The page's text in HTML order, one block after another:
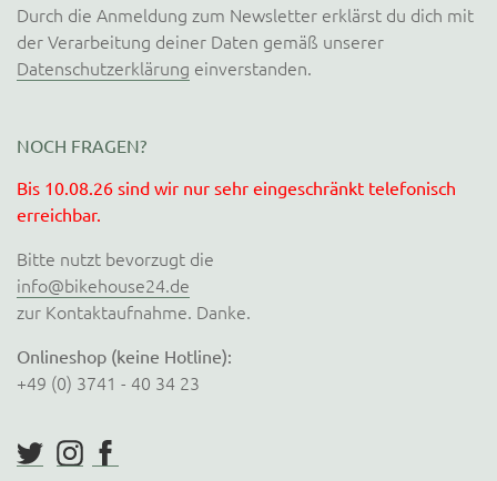
Durch die Anmeldung zum Newsletter erklärst du dich mit
der Verarbeitung deiner Daten gemäß unserer
Datenschutzerklärung einverstanden.
NOCH FRAGEN?
Bis 10.08.26 sind wir nur sehr eingeschränkt telefonisch
erreichbar.
Bitte nutzt bevorzugt die
info@bikehouse24.de
zur Kontaktaufnahme. Danke.
Onlineshop (keine Hotline):
+49 (0) 3741 - 40 34 23